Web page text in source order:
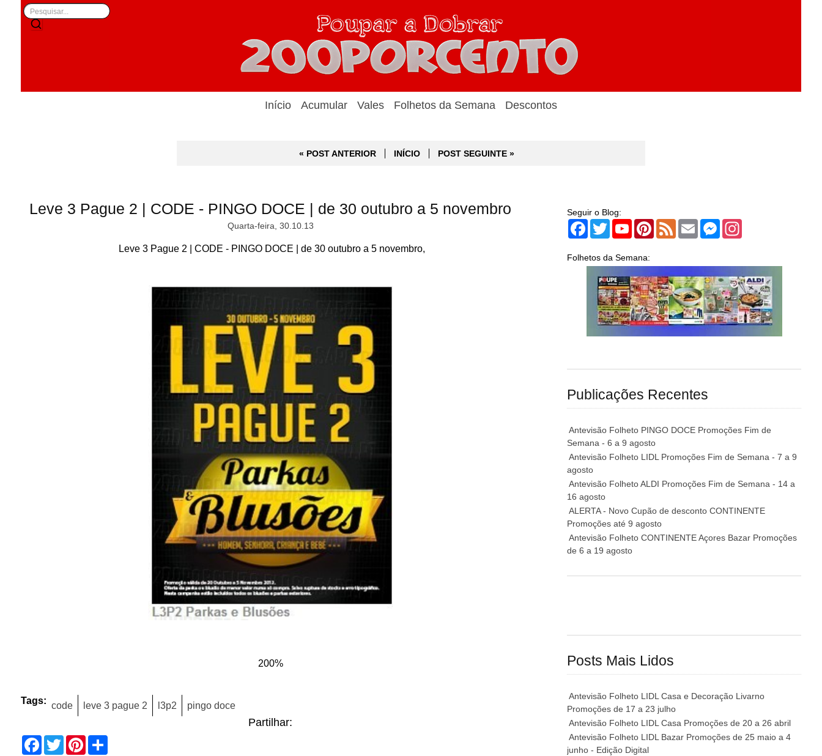
Início Acumular Vales Folhetos da Semana Descontos
« POST ANTERIOR INÍCIO POST SEGUINTE »
Leve 3 Pague 2 | CODE - PINGO DOCE | de 30 outubro a 5 novembro
Quarta-feira, 30.10.13
Leve 3 Pague 2 | CODE - PINGO DOCE | de 30 outubro a 5 novembro,
200%
Tags: code leve 3 pague 2 l3p2 pingo doce
Partilhar:
Facebook
TwitterPinterest
Share
Seguir o Blog:
Facebook
TwitterYouTubePinterest
Feed Email Messenger
Folhetos da Semana:
Publicações Recentes
Antevisão Folheto PINGO DOCE Promoções Fim de
Semana - 6 a 9 agosto
Antevisão Folheto LIDL Promoções Fim de Semana - 7 a 9
agosto
Antevisão Folheto ALDI Promoções Fim de Semana - 14 a
16 agosto
ALERTA - Novo Cupão de desconto CONTINENTE
Promoções até 9 agosto
Antevisão Folheto CONTINENTE Açores Bazar Promoções
de 6 a 19 agosto
Posts Mais Lidos
Antevisão Folheto LIDL Casa e Decoração Livarno
Promoções de 17 a 23 julho
Antevisão Folheto LIDL Casa Promoções de 20 a 26 abril
Antevisão Folheto LIDL Bazar Promoções de 25 maio a 4
junho - Edição Digital